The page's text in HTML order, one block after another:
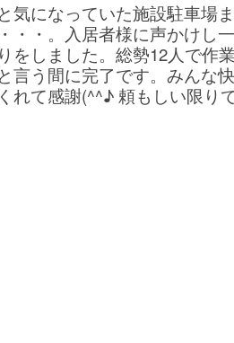
気になっていた施設駐車場
・・。入居者様に声かけし
をしました。総勢12人で作
言う間に完了です。みんな
れて感謝(^^♪ 頼もしい限り